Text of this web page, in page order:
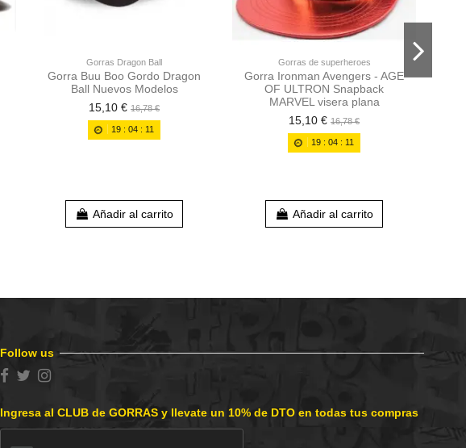
Gorras Dragon Ball
Gorra Buu Boo Gordo Dragon
Ball Nuevos Modelos
15,10 € 16,78 €
19: 04: 10
Añadir al carrito
Gorras de superheroes
Gorra Ironman Avengers - AGE
OF ULTRON Snapback
MARVEL visera plana
15,10 € 16,78 €
19: 04: 10
Añadir al carrito
Follow us
Ingresa al CLUB de GORRAS y llevate un 10% de DTO en todas tus compras